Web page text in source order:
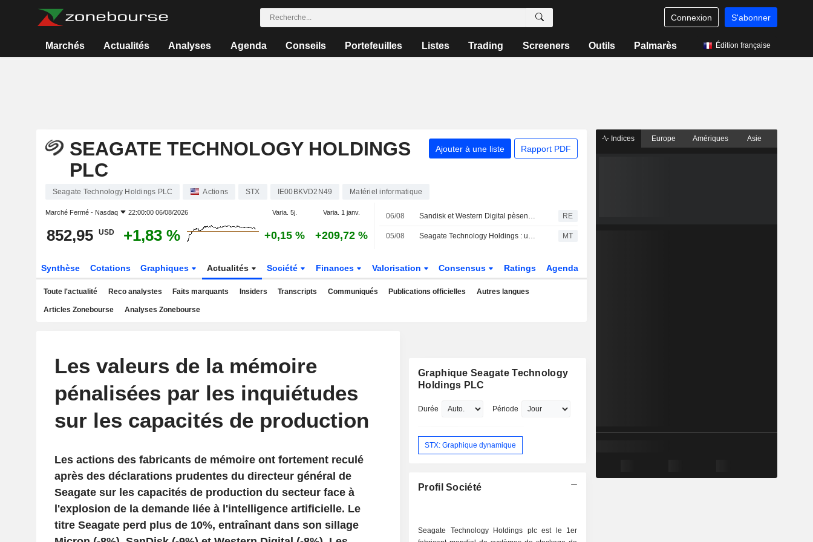
Connexion S'abonner
Marchés Actualités Analyses Agenda Conseils Portefeuilles Listes Trading Screeners Outils Palmarès Édition française
SEAGATE TECHNOLOGY HOLDINGS
PLC
Ajouter à une liste Rapport PDF
Seagate Technology Holdings PLC Actions STX IE00BKVD2N49 Matériel informatique
Marché Fermé - Nasdaq 22:00:00 06/08/2026 Varia. 5j. Varia. 1 janv.
852,95 USD +1,83 % +0,15 % +209,72 %
06/08 Sandisk et Western Digital pèsent sur le secteur des puces, des attentes élevées éclipsant de solides résultats RE
05/08 Seagate Technology Holdings : un dirigeant cède des actions pour un montant de 10 380 838 $, selon une déclaration à la SEC MT
Synthèse Cotations Graphiques Actualités Société Finances Valorisation Consensus Ratings Agenda
Toute l'actualité Reco analystes Faits marquants Insiders Transcripts Communiqués Publications officielles Autres langues
Articles Zonebourse Analyses Zonebourse
Les valeurs de la mémoire
pénalisées par les inquiétudes
sur les capacités de production
Les actions des fabricants de mémoire ont fortement reculé
après des déclarations prudentes du directeur général de
Seagate sur les capacités de production du secteur face à
l'explosion de la demande liée à l'intelligence artificielle. Le
titre Seagate perd plus de 10%, entraînant dans son sillage
Graphique Seagate Technology
Holdings PLC
Durée Période
STX: Graphique dynamique
Profil Société
Seagate Technology Holdings plc est le 1er
Indices Europe Amériques Asie